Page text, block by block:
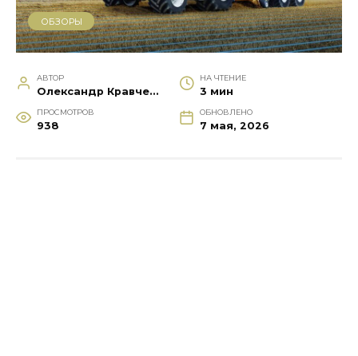
ОБЗОРЫ
АВТОР
Олександр Кравченко
НА ЧТЕНИЕ
3 мин
ПРОСМОТРОВ
938
ОБНОВЛЕНО
7 мая, 2026